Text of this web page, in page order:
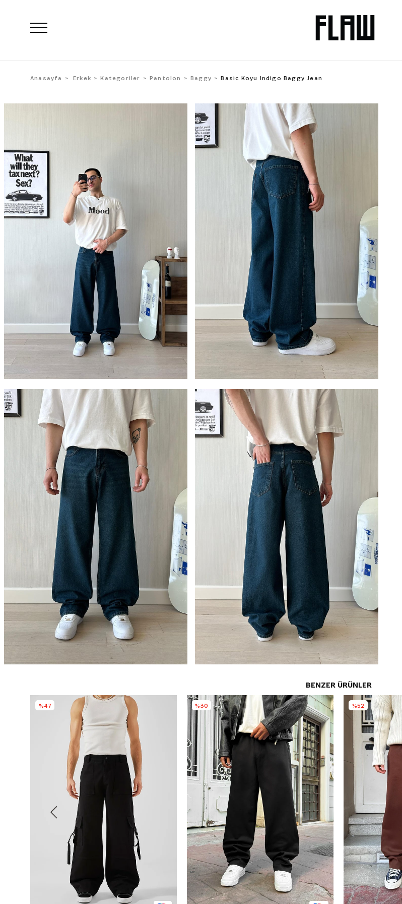
Anasayfa Erkek Kategoriler Pantolon Baggy Basic Koyu Indigo Baggy Jean
BENZER ÜRÜNLER
%47 %30 %52